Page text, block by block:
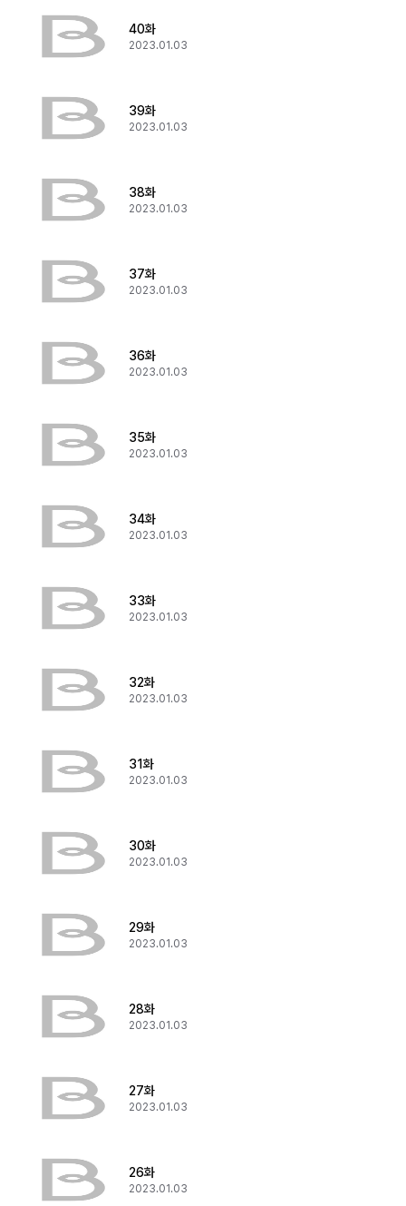
40화
2023.01.03
39화
2023.01.03
38화
2023.01.03
37화
2023.01.03
36화
2023.01.03
35화
2023.01.03
34화
2023.01.03
33화
2023.01.03
32화
2023.01.03
31화
2023.01.03
30화
2023.01.03
29화
2023.01.03
28화
2023.01.03
27화
2023.01.03
26화
2023.01.03